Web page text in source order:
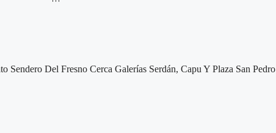
Sendero Del Fresno Cerca Galerías Serdán, Capu Y Plaza San Pedro